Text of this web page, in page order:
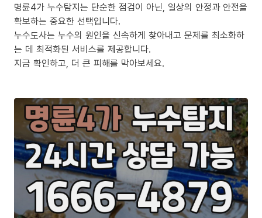
명륜4가 누수탐지는 단순한 점검이 아닌, 일상의 안정과 안전을
확보하는 중요한 선택입니다.
누수도사는 누수의 원인을 신속하게 찾아내고 문제를 최소화하
는 데 최적화된 서비스를 제공합니다.
지금 확인하고, 더 큰 피해를 막아보세요.